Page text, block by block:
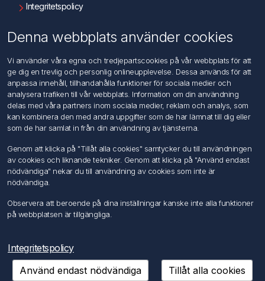
Integritetspolicy
Kontakta oss
Kundtjänst
Sök
Mitt konto
Mina ordrar
Mina adresser
Följ oss
Copyright © 2026 FÖRCH Sverige AB. Alla rättigheter reserverade.
Denna webbplats använder cookies
Vi använder våra egna och tredjepartscookies på vår webbplats för att
ge dig en trevlig och personlig onlineupplevelse. Dessa används för att
anpassa innehåll, tillhandahålla funktioner för sociala medier och
analysera trafiken till vår webbplats. Information om din användning
delas med våra partners inom sociala medier, reklam och analys, som
kan kombinera den med andra uppgifter som de har lämnat till dig eller
som de har samlat in från din användning av tjänsterna.
Genom att klicka på "Tillåt alla cookies" samtycker du till användningen
av cookies och liknande tekniker. Genom att klicka på "Använd endast
nödvändiga" nekar du till användning av cookies som inte är
nödvändiga.
Observera att beroende på dina inställningar kanske inte alla funktioner
på webbplatsen är tillgängliga.
Integritetspolicy
Använd endast nödvändiga
Tillåt alla cookies